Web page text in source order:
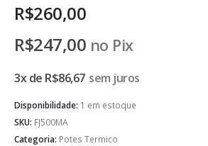
R$260,00
R$247,00 no Pix
3x de R$86,67 sem juros
Disponibilidade: 1 em estoque
SKU: FJ500MA
Categoria: Potes Termico